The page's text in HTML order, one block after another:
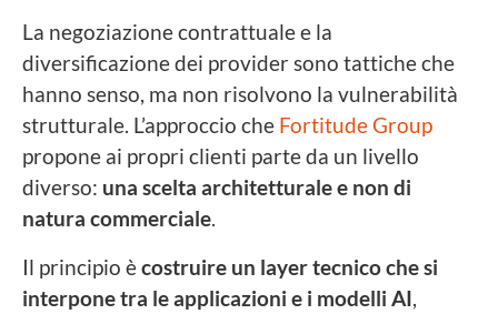
La negoziazione contrattuale e la
diversificazione dei provider sono tattiche che
hanno senso, ma non risolvono la vulnerabilità
strutturale. L’approccio che Fortitude Group
propone ai propri clienti parte da un livello
diverso: una scelta architetturale e non di
natura commerciale.
Il principio ècostruire un layer tecnico che si
interpone tra le applicazioni e i modelli AI,